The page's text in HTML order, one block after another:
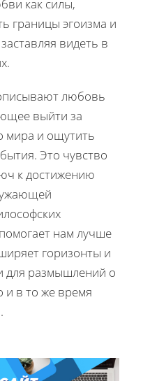
как силы,
границы эгоизма и
видеть в
любовь
выйти за
мира и ощутить
Это чувство
к достижению
нам лучше
горизонты и
для размышлений о
и в то же время